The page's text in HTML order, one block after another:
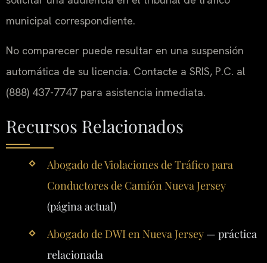
municipal correspondiente.
No comparecer puede resultar en una suspensión
automática de su licencia. Contacte a SRIS, P.C. al
(888) 437-7747 para asistencia inmediata.
Recursos Relacionados
Abogado de Violaciones de Tráfico para
Conductores de Camión Nueva Jersey
(página actual)
Abogado de DWI en Nueva Jersey— práctica
relacionada